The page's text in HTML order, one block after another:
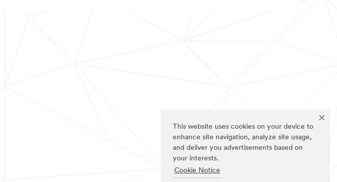
This website uses cookies on your device to
enhance site navigation, analyze site usage,
and deliver you advertisements based on
your interests.
Cookie Notice